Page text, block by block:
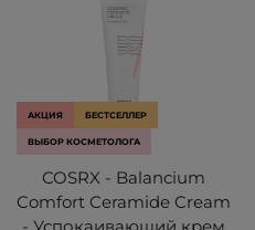
АКЦИЯ БЕСТСЕЛЛЕР
ВЫБОР КОСМЕТОЛОГА
COSRX - Balancium
Comfort Ceramide Cream